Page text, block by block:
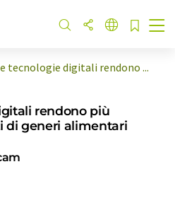
tecnologie digitali rendono ...
rendono più
di generi alimentari